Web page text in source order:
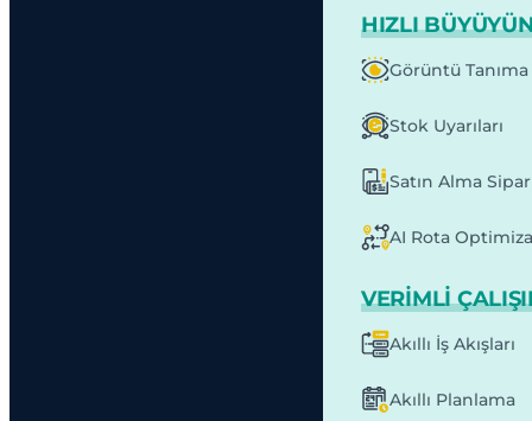
HIZLI
Görüntü Tanıma
Stok Uyarıları
Satın Alma
AI Rota
VERIMLI
Akıllı İş Akışları
Akıllı Planlama